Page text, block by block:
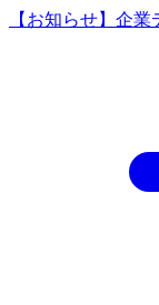
【お知らせ】企